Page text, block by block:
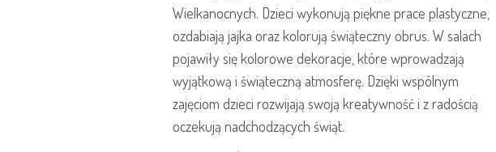
Wielkanocnych. Dzieci wykonują piękne prace plastyczne,
ozdabiają jajka oraz kolorują świąteczny obrus. W salach
pojawiły się kolorowe dekoracje, które wprowadzają
wyjątkową i świąteczną atmosferę. Dzięki wspólnym
zajęciom dzieci rozwijają swoją kreatywność i z radością
oczekują nadchodzących świąt.